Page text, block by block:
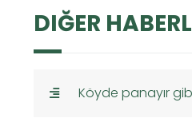
DIĞER
Köyde panayır